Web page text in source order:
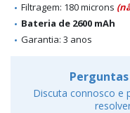
Filtragem: 180 microns
Bateria de 2600 mAh
Garantia: 3 anos
Discuta connosco e